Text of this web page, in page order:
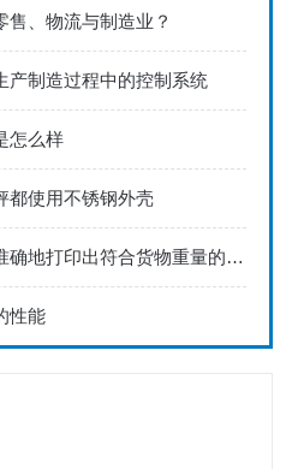
售、物流与制造业？
产制造过程中的控制系统
怎么样
都使用不锈钢外壳
标签打印秤可以快速且准确地打印出符合货物重量的标签
性能